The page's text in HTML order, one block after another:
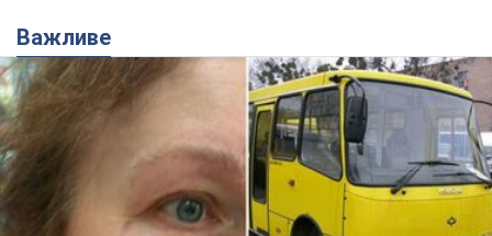
Важливе